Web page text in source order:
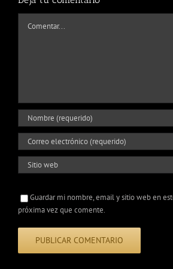
Guardar mi nombre, email y sitio web en
próxima vez que comente.